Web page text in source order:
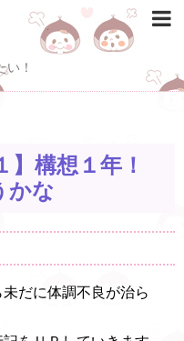
！
】構想１年！
かな
だに体調不良が治ら